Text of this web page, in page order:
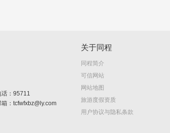
话：95711
：tcfwfxbz@ly.com
关于同程
同程简介
可信网站
网站地图
旅游度假资质
用户协议与隐私条款